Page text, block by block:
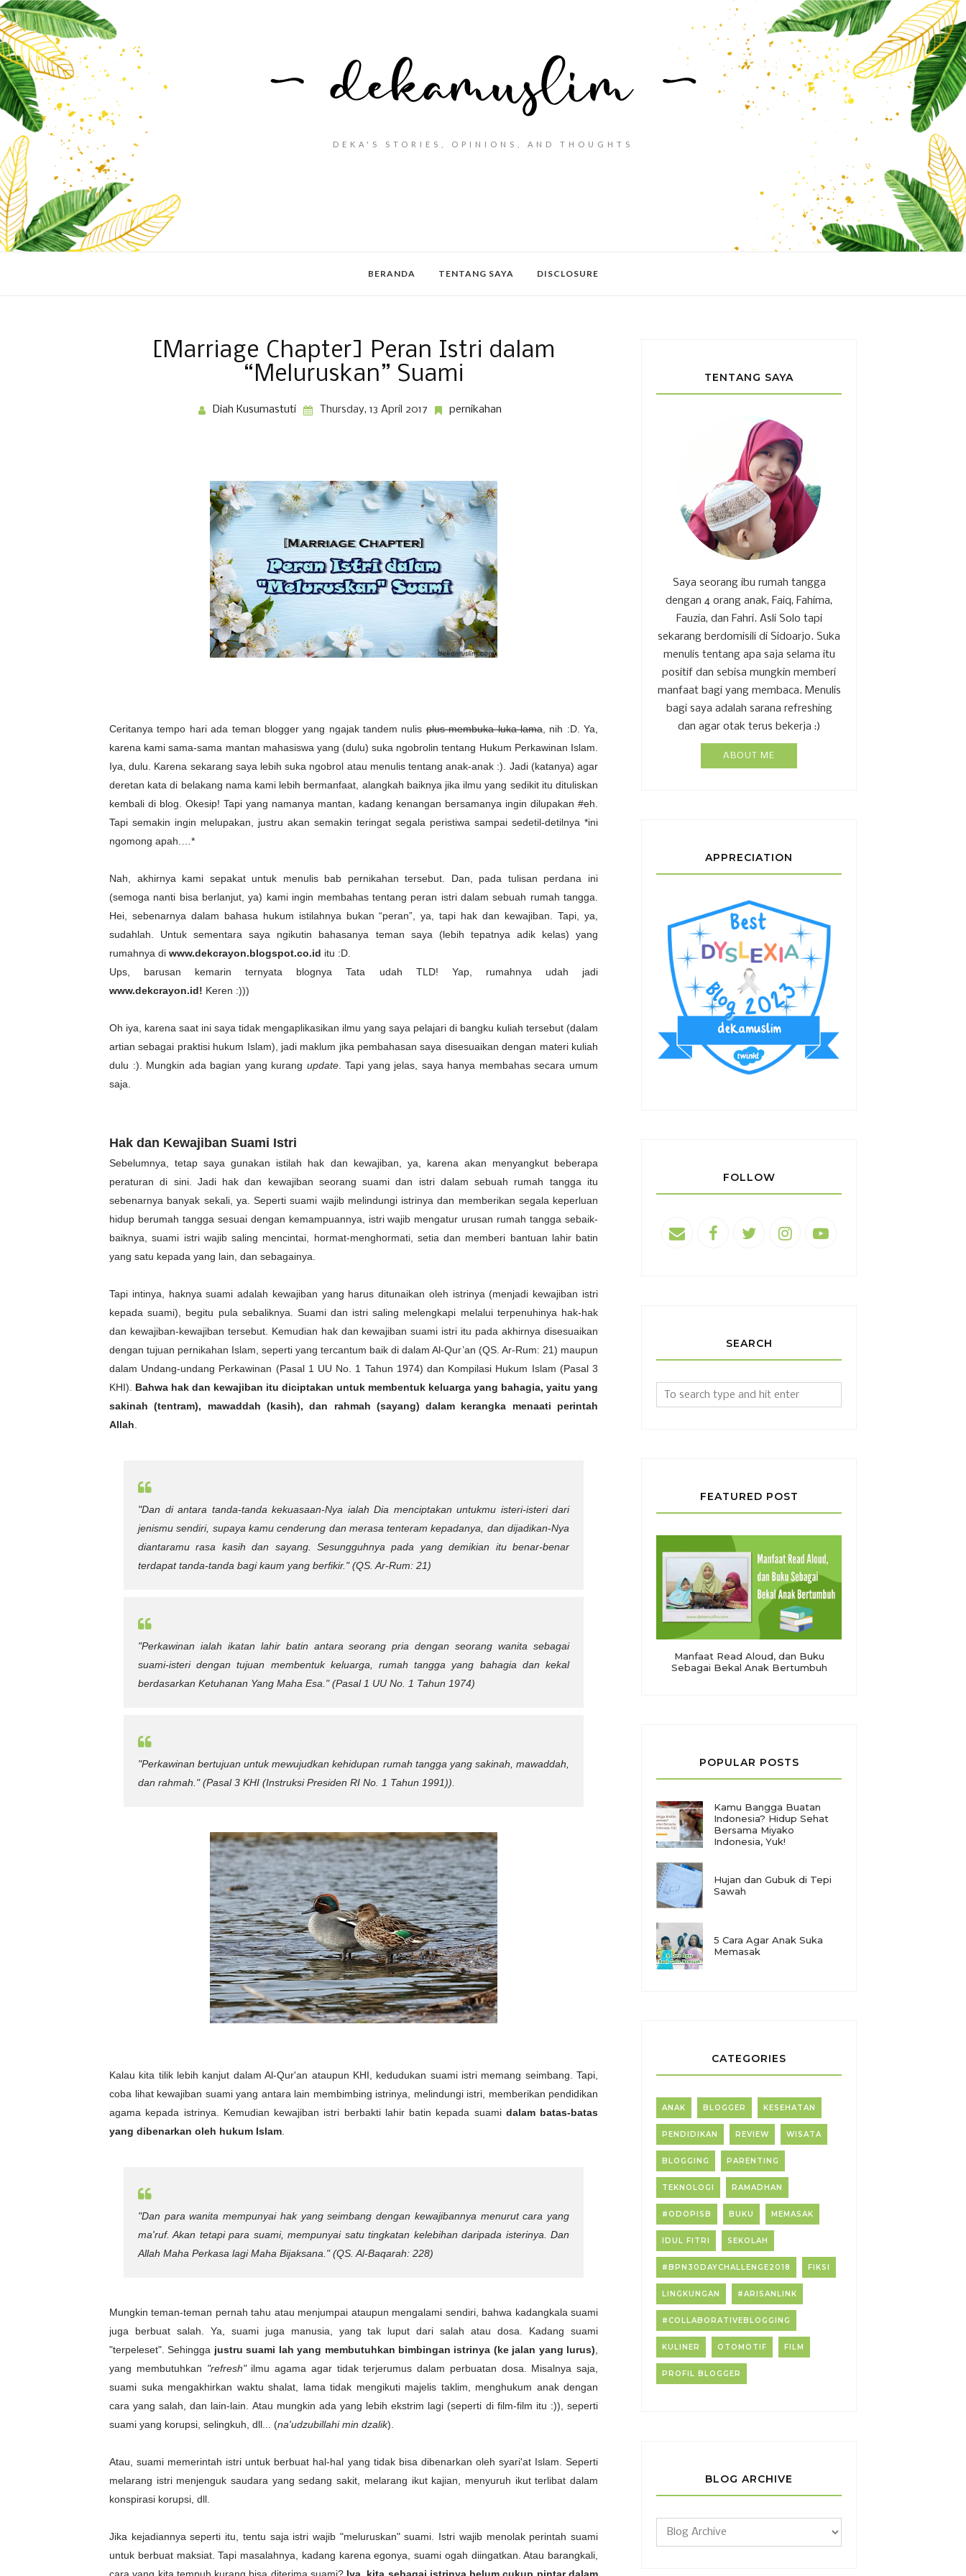
DEKA'S STORIES, OPINIONS, AND THOUGHTS
BERANDA TENTANG SAYA DISCLOSURE
[Marriage Chapter] Peran Istri dalam
“Meluruskan” Suami
Diah Kusumastuti Thursday, 13 April 2017 pernikahan
Ceritanya tempo hari ada teman blogger yang ngajak tandem nulisplus membuka luka lama, nih :D. Ya,
karena kami sama-sama mantan mahasiswa yang (dulu) suka ngobrolin tentang Hukum Perkawinan Islam.
Iya, dulu. Karena sekarang saya lebih suka ngobrol atau menulis tentang anak-anak :). Jadi (katanya) agar
deretan kata di belakang nama kami lebih bermanfaat, alangkah baiknya jika ilmu yang sedikit itu dituliskan
kembali di blog. Okesip! Tapi yang namanya mantan, kadang kenangan bersamanya ingin dilupakan #eh.
Tapi semakin ingin melupakan, justru akan semakin teringat segala peristiwa sampai sedetil-detilnya *ini
ngomong apah.…*
Nah, akhirnya kami sepakat untuk menulis bab pernikahan tersebut. Dan, pada tulisan perdana ini
(semoga nanti bisa berlanjut, ya) kami ingin membahas tentang peran istri dalam sebuah rumah tangga.
Hei, sebenarnya dalam bahasa hukum istilahnya bukan “peran”, ya, tapi hak dan kewajiban. Tapi, ya,
sudahlah. Untuk sementara saya ngikutin bahasanya teman saya (lebih tepatnya adik kelas) yang
rumahnya di www.dekcrayon.blogspot.co.id itu :D.
Ups, barusan kemarin ternyata blognya Tata udah TLD! Yap, rumahnya udah jadi
www.dekcrayon.id! Keren :)))
Oh iya, karena saat ini saya tidak mengaplikasikan ilmu yang saya pelajari di bangku kuliah tersebut (dalam
artian sebagai praktisi hukum Islam), jadi maklum jika pembahasan saya disesuaikan dengan materi kuliah
dulu :). Mungkin ada bagian yang kurang update. Tapi yang jelas, saya hanya membahas secara umum
saja.
Hak dan Kewajiban Suami Istri
Sebelumnya, tetap saya gunakan istilah hak dan kewajiban, ya, karena akan menyangkut beberapa
peraturan di sini. Jadi hak dan kewajiban seorang suami dan istri dalam sebuah rumah tangga itu
sebenarnya banyak sekali, ya. Seperti suami wajib melindungi istrinya dan memberikan segala keperluan
hidup berumah tangga sesuai dengan kemampuannya, istri wajib mengatur urusan rumah tangga sebaik-
baiknya, suami istri wajib saling mencintai, hormat-menghormati, setia dan memberi bantuan lahir batin
yang satu kepada yang lain, dan sebagainya.
Tapi intinya, haknya suami adalah kewajiban yang harus ditunaikan oleh istrinya (menjadi kewajiban istri
kepada suami), begitu pula sebaliknya. Suami dan istri saling melengkapi melalui terpenuhinya hak-hak
dan kewajiban-kewajiban tersebut. Kemudian hak dan kewajiban suami istri itu pada akhirnya disesuaikan
dengan tujuan pernikahan Islam, seperti yang tercantum baik di dalam Al-Qur’an (QS. Ar-Rum: 21) maupun
dalam Undang-undang Perkawinan (Pasal 1 UU No. 1 Tahun 1974) dan Kompilasi Hukum Islam (Pasal 3
KHI). Bahwa hak dan kewajiban itu diciptakan untuk membentuk keluarga yang bahagia, yaitu yang
sakinah (tentram), mawaddah (kasih), dan rahmah (sayang) dalam kerangka menaati perintah
Allah
"Dan di antara tanda-tanda kekuasaan-Nya ialah Dia menciptakan untukmu isteri-isteri dari
jenismu sendiri, supaya kamu cenderung dan merasa tenteram kepadanya, dan dijadikan-Nya
diantaramu rasa kasih dan sayang. Sesungguhnya pada yang demikian itu benar-benar
terdapat tanda-tanda bagi kaum yang berfikir."(QS. Ar-Rum: 21)
"Perkawinan ialah ikatan lahir batin antara seorang pria dengan seorang wanita sebagai
suami-isteri dengan tujuan membentuk keluarga, rumah tangga yang bahagia dan kekal
berdasarkan Ketuhanan Yang Maha Esa."(Pasal 1 UU No. 1 Tahun 1974)
"Perkawinan bertujuan untuk mewujudkan kehidupan rumah tangga yang sakinah, mawaddah,
dan rahmah."(Pasal 3 KHI (Instruksi Presiden RI No. 1 Tahun 1991)).
Kalau kita tilik lebih kanjut dalam Al-Qur'an ataupun KHI, kedudukan suami istri memang seimbang. Tapi,
coba lihat kewajiban suami yang antara lain membimbing istrinya, melindungi istri, memberikan pendidikan
agama kepada istrinya. Kemudian kewajiban istri berbakti lahir batin kepada suami dalam batas-batas
yang dibenarkan oleh hukum Islam
"Dan para wanita mempunyai hak yang seimbang dengan kewajibannya menurut cara yang
ma'ruf. Akan tetapi para suami, mempunyai satu tingkatan kelebihan daripada isterinya. Dan
Allah Maha Perkasa lagi Maha Bijaksana."(QS. Al-Baqarah: 228)
Mungkin teman-teman pernah tahu atau menjumpai ataupun mengalami sendiri, bahwa kadangkala suami
juga berbuat salah. Ya, suami juga manusia, yang tak luput dari salah atau dosa. Kadang suami
"terpeleset". Sehingga justru suami lah yang membutuhkan bimbingan istrinya (ke jalan yang lurus)
yang membutuhkan "refresh" ilmu agama agar tidak terjerumus dalam perbuatan dosa. Misalnya saja,
suami suka mengakhirkan waktu shalat, lama tidak mengikuti majelis taklim, menghukum anak dengan
cara yang salah, dan lain-lain. Atau mungkin ada yang lebih ekstrim lagi (seperti di film-film itu :)), seperti
suami yang korupsi, selingkuh, dll... (na'udzubillahi min dzalik).
Atau, suami memerintah istri untuk berbuat hal-hal yang tidak bisa dibenarkan oleh syari'at Islam. Seperti
melarang istri menjenguk saudara yang sedang sakit, melarang ikut kajian, menyuruh ikut terlibat dalam
konspirasi korupsi, dll.
Jika kejadiannya seperti itu, tentu saja istri wajib "meluruskan" suami. Istri wajib menolak perintah suami
untuk berbuat maksiat. Tapi masalahnya, kadang karena egonya, suami ogah diingatkan. Atau barangkali,
TENTANG SAYA
Saya seorang ibu rumah tangga
dengan 4 orang anak, Faiq, Fahima,
Fauzia, dan Fahri. Asli Solo tapi
sekarang berdomisili di Sidoarjo. Suka
menulis tentang apa saja selama itu
positif dan sebisa mungkin memberi
manfaat bagi yang membaca. Menulis
bagi saya adalah sarana refreshing
dan agar otak terus bekerja :)
ABOUT ME
APPRECIATION
FOLLOW
SEARCH
FEATURED POST
Manfaat Read Aloud, dan Buku
Sebagai Bekal Anak Bertumbuh
POPULAR POSTS
Kamu Bangga Buatan
Indonesia? Hidup Sehat
Bersama Miyako
Indonesia, Yuk!
Hujan dan Gubuk di Tepi
Sawah
5 Cara Agar Anak Suka
Memasak
CATEGORIES
ANAK BLOGGER KESEHATAN
PENDIDIKAN REVIEW WISATA
BLOGGING PARENTING
TEKNOLOGI RAMADHAN
#ODOPISB BUKU MEMASAK
IDUL FITRI SEKOLAH
#BPN30DAYCHALLENGE2018 FIKSI
LINGKUNGAN #ARISANLINK
#COLLABORATIVEBLOGGING
KULINER OTOMOTIF FILM
PROFIL BLOGGER
BLOG ARCHIVE